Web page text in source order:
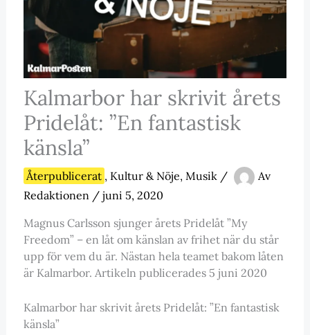
Kalmarbor har skrivit årets
Pridelåt: ”En fantastisk
känsla”
Återpublicerat , Kultur & Nöje, Musik/
Av
Redaktionen / juni 5, 2020
Magnus Carlsson sjunger årets Pridelåt ”My
Freedom” – en låt om känslan av frihet när du står
upp för vem du är. Nästan hela teamet bakom låten
är Kalmarbor. Artikeln publicerades 5 juni 2020
Kalmarbor har skrivit årets Pridelåt: ”En fantastisk
känsla”